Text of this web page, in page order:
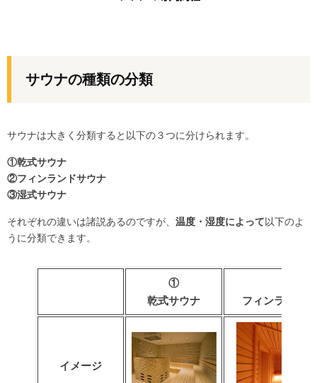
サウナの種類の分類
サウナは大きく分類すると以下の３つに分けられます。
①乾式サウナ
②フィンランドサウナ
③湿式サウナ
それぞれの違いは諸説あるのですが、 温度・湿度によって以下のよ
うに分類できます。
①
乾式サウナ
フィンランド
イメージ